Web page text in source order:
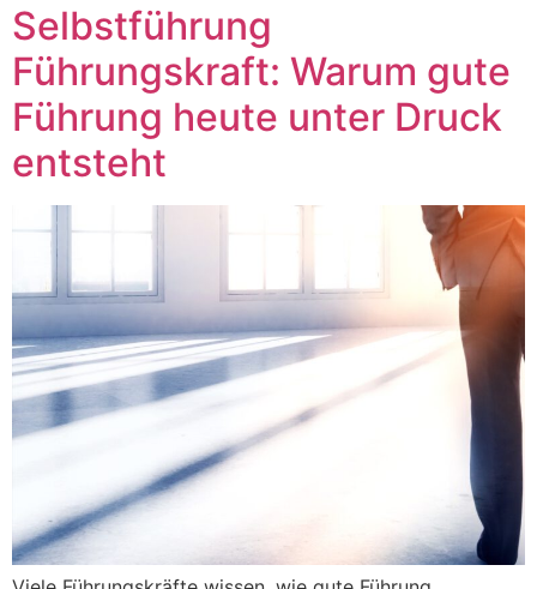
Selbstführung
Führungskraft: Warum gute
Führung heute unter Druck
entsteht